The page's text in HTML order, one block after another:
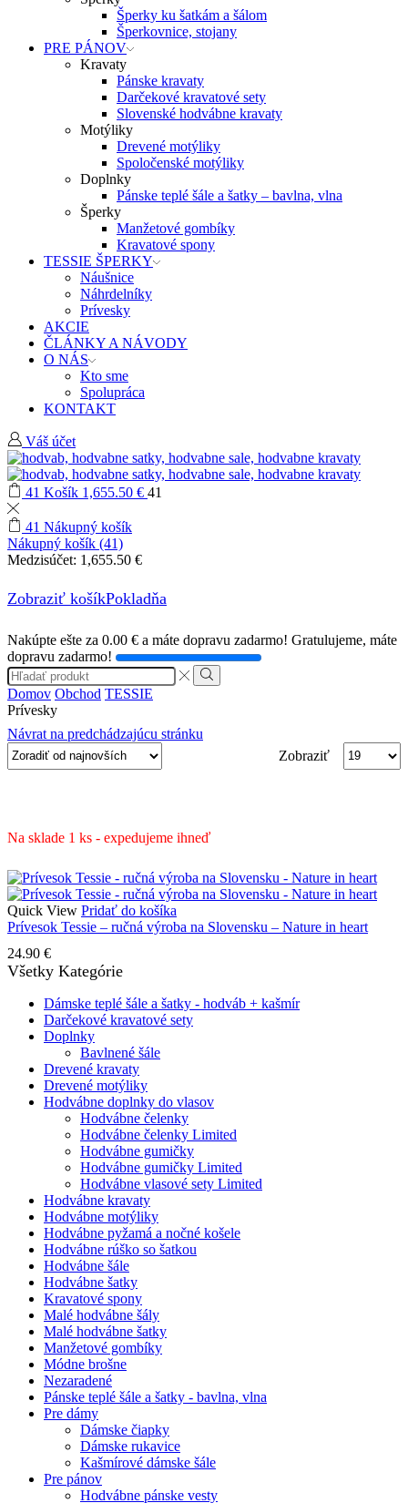
Šperky ku šatkám a šálom
Šperkovnice, stojany
PRE PÁNOV
Kravaty
Pánske kravaty
Darčekové kravatové sety
Slovenské hodvábne kravaty
Motýliky
Drevené motýliky
Spoločenské motýliky
Doplnky
Pánske teplé šále a šatky – bavlna, vlna
Šperky
Manžetové gombíky
Kravatové spony
TESSIE ŠPERKY
Náušnice
Náhrdelníky
Prívesky
AKCIE
ČLÁNKY A NÁVODY
O NÁS
Kto sme
Spolupráca
KONTAKT
Váš účet
41 Košík 1,655.50 € 41
41 Nákupný košík
Nákupný košík (41)
Medzisúčet: 1,655.50 €
Zobraziť košíkPokladňa
Nakúpte ešte za 0.00 € a máte dopravu zadarmo! Gratulujeme, máte
dopravu zadarmo!
Search
input
Search
Domov Obchod TESSIE
Prívesky
Návrat na predchádzajúcu stránku
Zobraziť
Produktov
na
Na sklade 1 ks - expedujeme ihneď
Quick View Pridať do košíka
Prívesok Tessie – ručná výroba na Slovensku – Nature in heart
24.90 €
Všetky Kategórie
Dámske teplé šále a šatky - hodváb + kašmír
Darčekové kravatové sety
Doplnky
Bavlnené šále
Drevené kravaty
Drevené motýliky
Hodvábne doplnky do vlasov
Hodvábne čelenky
Hodvábne čelenky Limited
Hodvábne gumičky
Hodvábne gumičky Limited
Hodvábne vlasové sety Limited
Hodvábne kravaty
Hodvábne motýliky
Hodvábne pyžamá a nočné košele
Hodvábne rúško so šatkou
Hodvábne šále
Hodvábne šatky
Kravatové spony
Malé hodvábne šály
Malé hodvábne šatky
Manžetové gombíky
Módne brošne
Nezaradené
Pánske teplé šále a šatky - bavlna, vlna
Pre dámy
Dámske čiapky
Dámske rukavice
Kašmírové dámske šále
Pre pánov
Hodvábne pánske vesty